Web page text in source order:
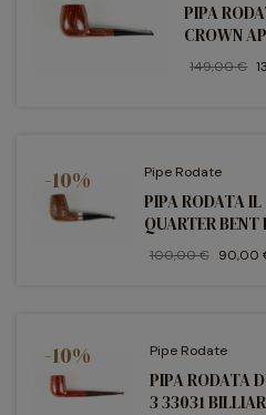
PIPA
CROWN
149,00 €
-10% Pipe Rodate
PIPA RODATA IL
QUARTER BENT
100,00 € 90,00
-10% Pipe Rodate
PIPA RODATA
3 33031